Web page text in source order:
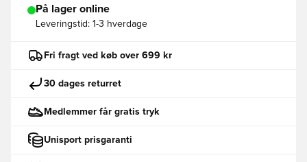
På lager online
Leveringstid: 1-3 hverdage
Fri fragt ved køb over 699 kr
30 dages returret
Medlemmer får gratis tryk
Unisport prisgaranti